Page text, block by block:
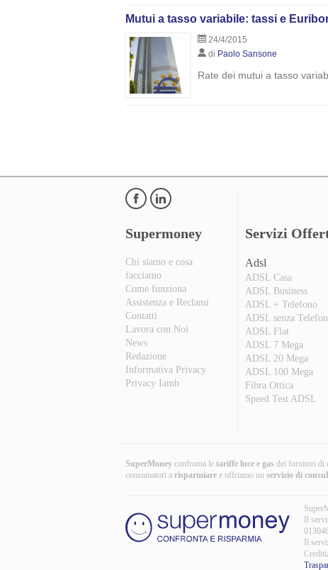
Mutui a tasso variabile: tassi e
24/4/2015
di Paolo Sansone
Rate dei mutui a tasso
Supermoney
Chi siamo e cosa
facciamo
Come funziona
Assistenza e Reclami
Contatti
Lavora con Noi
News
Redazione
Informativa Privacy
Privacy Iamb
Servizi
Adsl
ADSL Casa
ADSL Business
ADSL + Telefono
ADSL senza
ADSL Flat
ADSL 7 Mega
ADSL 20 Mega
ADSL 100 Mega
Fibra Ottica
Speed Test ADSL
SuperMoney confronta le tariffe luce e gas dei fornitori di
consumatori a risparmiare e offriamo un servizio di
Il
Il